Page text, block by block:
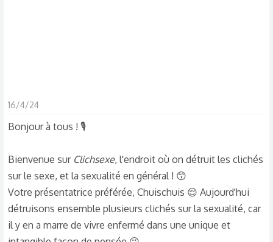
16/4/24
Bonjour à tous ! 🎙️
Bienvenue sur Clichsexe, l'endroit où on détruit les clichés
sur le sexe, et la sexualité en général ! 😙
Votre présentatrice préférée, Chuischuis 😌 Aujourd'hui
détruisons ensemble plusieurs clichés sur la sexualité, car
il y en a marre de vivre enfermé dans une unique et